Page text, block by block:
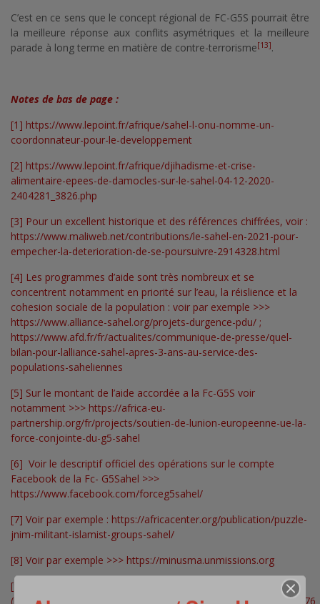
C’est en ce sens que le concept régional de FC-G5S pourrait être
la meilleure réponse aux conflits asymétriques et la meilleure
parade à long terme en matière de contre-terrorisme[13].
Notes de bas de page :
[1] https://www.lepoint.fr/afrique/sahel-l-onu-nomme-un-
coordonnateur-pour-le-developpement
[2] https://www.lepoint.fr/afrique/djihadisme-et-crise-
alimentaire-epees-de-damocles-sur-le-sahel-04-12-2020-
2404281_3826.php
[3] Pour un excellent historique et des références chiffrées, voir :
https://www.maliweb.net/contributions/le-sahel-en-2021-pour-
empecher-la-deterioration-de-se-poursuivre-2914328.html
[4] Les programmes d’aide sont très nombreux et se
concentrent notamment en priorité sur l’eau, la réislience et la
cohesion sociale de la population : voir par exemple >>>
https://www.alliance-sahel.org/projets-durgence-pdu/ ;
https://www.afd.fr/fr/actualites/communique-de-presse/quel-
bilan-pour-lalliance-sahel-apres-3-ans-au-service-des-
populations-saheliennes
[5] Sur le montant de l’aide accordée a la Fc-G5S voir
notamment >>> https://africa-eu-
partnership.org/fr/projects/soutien-de-lunion-europeenne-ue-la-
force-conjointe-du-g5-sahel
[6] Voir le descriptif officiel des opérations sur le compte
Facebook de la Fc- G5Sahel >>>
https://www.facebook.com/forceg5sahel/
[7] Voir par exemple : https://africacenter.org/publication/puzzle-
jnim-militant-islamist-groups-sahel/
[8] Voir par exemple >>> https://minusma.unmissions.org
[9]
( https://reliefweb.int/sites/reliefweb.int/files/resources/